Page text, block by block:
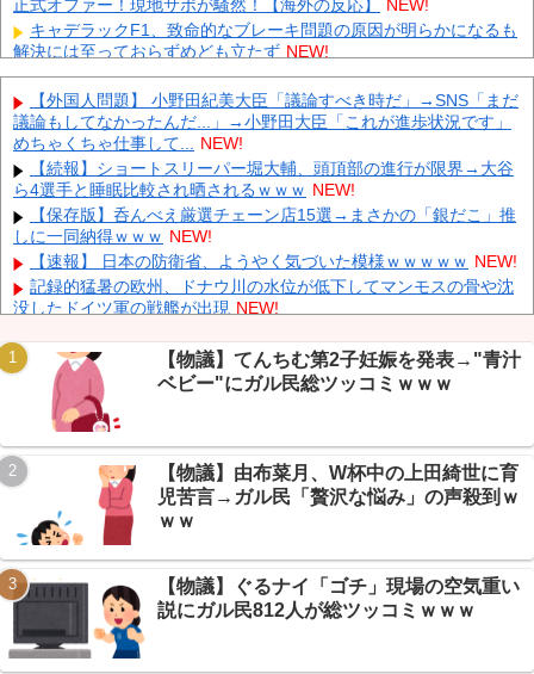
正式オファー！現地サポが騒然！【海外の反応】
NEW!
キャデラックF1、致命的なブレーキ問題の原因が明らかになるも
解決には至っておらずめども立たず NEW!
【速報】 ウクライナからのエネルギー施設攻撃で窮地のロシアを
韓国が助けていたことが判明「韓国で船積みの精製油3万トンがロ
シア行き」 NEW!
【鹿児島】 突然右折し路面電車と衝突 乗っていた男女3人は車を
放置しダッシュで逃走中 NEW!
中国「大豪雨！」三峡ダム「基礎部分破損」中国「全力放流！」
台風13号「中国上陸予測」台風15号「中国接近（画像」中国「台風
同時上陸！（穀物生産が壊滅危機」→
長崎の語り部のお爺ちゃん(84)、学生に『日本も核武装が必要』
と言われびっくり NEW!
「あきれてモノが言えない」「国を維持できるの？」外国人の永
Powered by livedoor 相互RSS
【外国人問題】 小野田紀美大臣「議論すべき時だ」→SNS「まだ
議論もしてなかったんだ...」→小野田大臣「これが進歩状況です」
めちゃくちゃ仕事して... NEW!
【続報】ショートスリーパー堀大輔、頭頂部の進行が限界→大谷
ら4選手と睡眠比較され晒されるｗｗｗ NEW!
【保存版】呑んべえ厳選チェーン店15選→まさかの「銀だこ」推
しに一同納得ｗｗｗ NEW!
【速報】 日本の防衛省、ようやく気づいた模様ｗｗｗｗｗ NEW!
記録的猛暑の欧州、ドナウ川の水位が低下してマンモスの骨や沈
没したドイツ軍の戦艦が出現 NEW!
省した結果ｗｗｗｗｗ NEW!
【まとめ】東京全滅寸前→お盆の記録的雷雨がマジでヤバすぎる
ｗｗｗ
NEW!
【悲報】AI疑惑で引退した絵師、その『下書き』がやばすぎてス
レ民も困惑ｗｗｗ NEW!
【速報】マジコン黄金期が全員違法者だった→当時クラスの8割
が実は犯罪者ｗｗｗ NEW!
【悲報】 大分県、ガチで逝く・・・・・・
Powered by livedoor 相互RSS
【物議】てんちむ第2子妊娠を発表→"青汁
ベビー"にガル民総ツッコミｗｗｗ
【物議】由布菜月、W杯中の上田綺世に育
児苦言→ガル民「贅沢な悩み」の声殺到ｗ
ｗｗ
【物議】ぐるナイ「ゴチ」現場の空気重い
説にガル民812人が総ツッコミｗｗｗ